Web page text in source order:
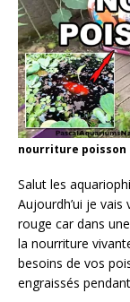
nourriture poisson
Salut les
Aujourdh’ui je
rouge car dans
la nourriture
besoins de vos
engraissés